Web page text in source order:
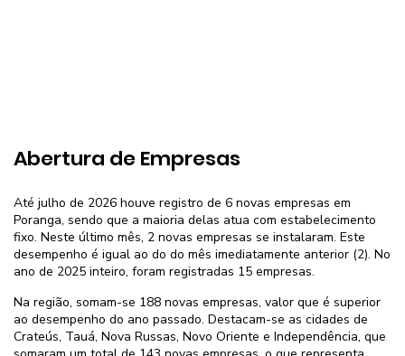
Abertura de Empresas
Até julho de 2026 houve registro de 6 novas empresas em
Poranga, sendo que a maioria delas atua com estabelecimento
fixo. Neste último mês, 2 novas empresas se instalaram. Este
desempenho é igual ao do do mês imediatamente anterior (2). No
ano de 2025 inteiro, foram registradas 15 empresas.
Na região, somam-se 188 novas empresas, valor que é superior
ao desempenho do ano passado. Destacam-se as cidades de
Crateús, Tauá, Nova Russas, Novo Oriente e Independência, que